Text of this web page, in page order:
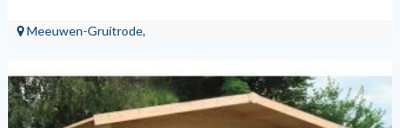
Meeuwen-Gruitrode,